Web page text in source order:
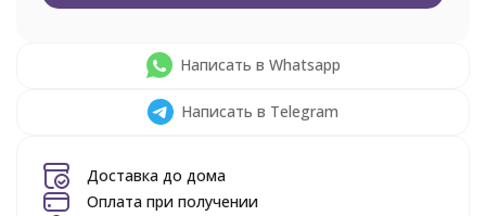
Написать в Whatsapp
Написать в Telegram
Доставка до дома
Оплата при получении